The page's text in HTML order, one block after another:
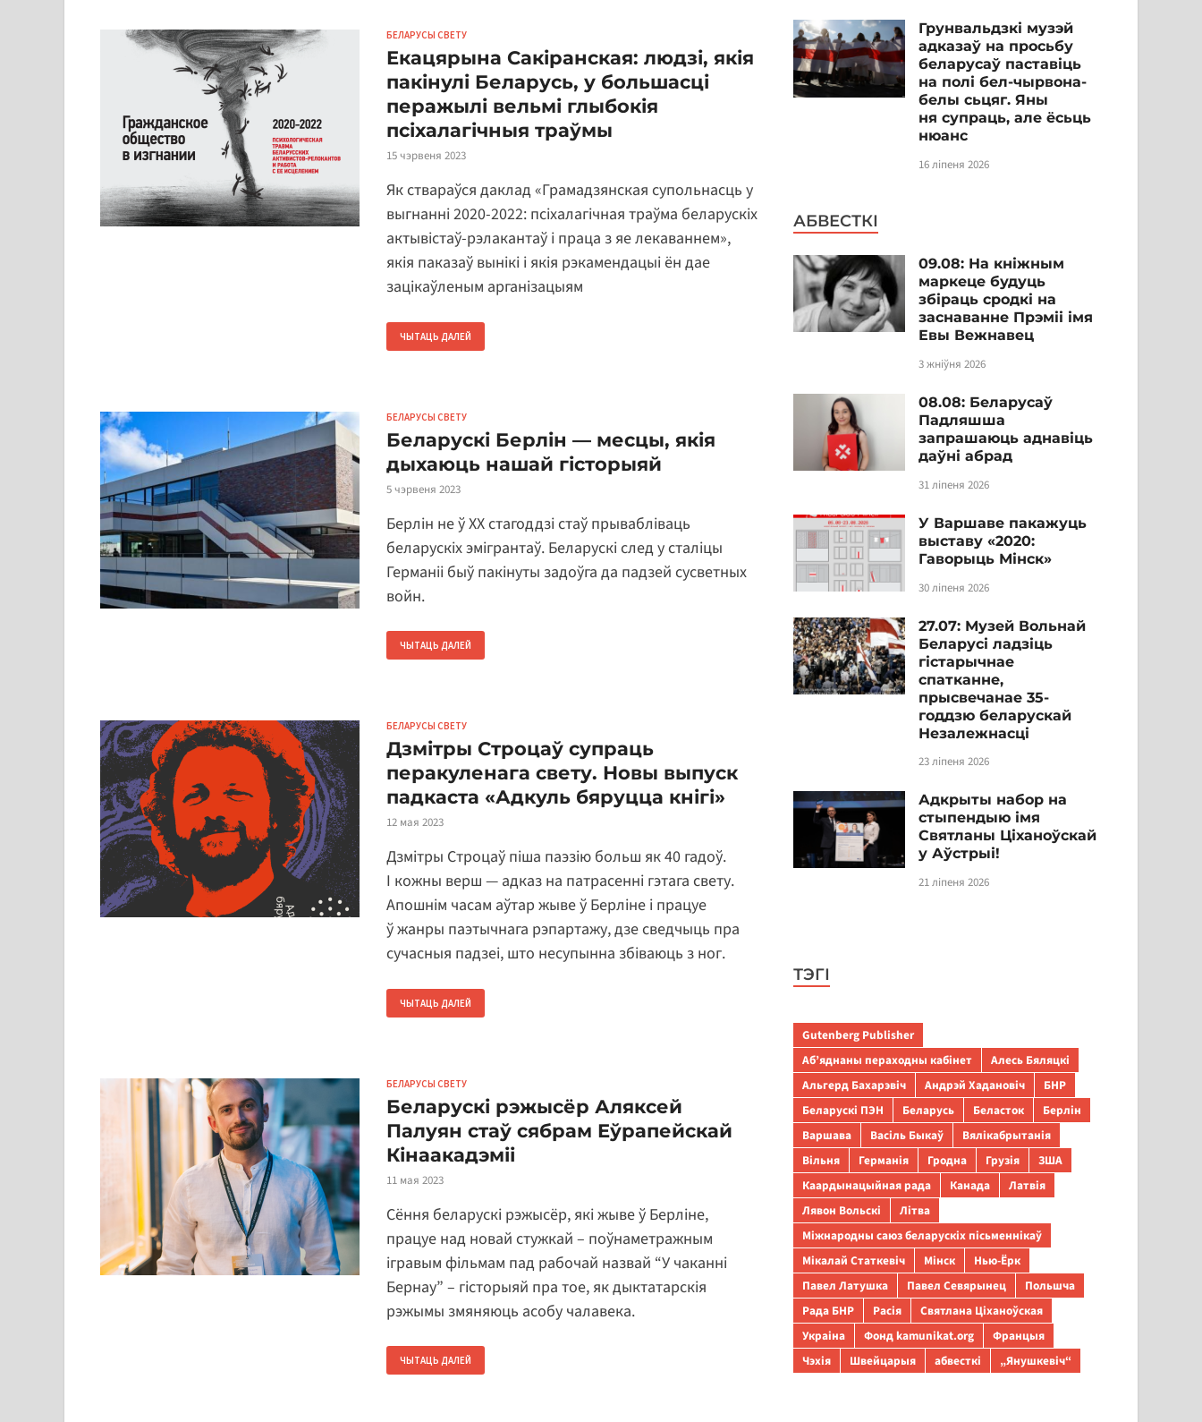
БЕЛАРУСЫ СВЕТУ
Екацярына Сакіранская: людзі, якія
пакінулі Беларусь, у большасці
перажылі вельмі глыбокія
псіхалагічныя траўмы
15 чэрвеня 2023
Як ствараўся даклад «Грамадзянская супольнасць у
выгнанні 2020-2022: псіхалагічная траўма беларускіх
актывістаў-рэлакантаў і праца з яе лекаваннем»,
якія паказаў вынікі і якія рэкамендацыі ён дае
зацікаўленым арганізацыям
ЧЫТАЦЬ ДАЛЕЙ
БЕЛАРУСЫ СВЕТУ
Беларускі Берлін — месцы, якія
дыхаюць нашай гісторыяй
5 чэрвеня 2023
Берлін не ў ХХ стагоддзі стаў прывабліваць
беларускіх эмігрантаў. Беларускі след у сталіцы
Германіі быў пакінуты задоўга да падзей сусветных
войн.
ЧЫТАЦЬ ДАЛЕЙ
БЕЛАРУСЫ СВЕТУ
Дзмітры Строцаў супраць
перакуленага свету. Новы выпуск
падкаста «Адкуль бяруцца кнігі»
12 мая 2023
Дзмітры Строцаў піша паэзію больш як 40 гадоў.
І кожны верш — адказ на патрасенні гэтага свету.
Апошнім часам аўтар жыве ў Берліне і працуе
ў жанры паэтычнага рэпартажу, дзе сведчыць пра
сучасныя падзеі, што несупынна збіваюць з ног.
ЧЫТАЦЬ ДАЛЕЙ
БЕЛАРУСЫ СВЕТУ
Беларускі рэжысёр Аляксей
Палуян стаў сябрам Еўрапейскай
Кінаакадэміі
11 мая 2023
Сёння беларускі рэжысёр, які жыве ў Берліне,
працуе над новай стужкай – поўнаметражным
ігравым фільмам пад рабочай назвай “У чаканні
Бернау” – гісторыяй пра тое, як дыктатарскія
рэжымы змяняюць асобу чалавека.
ЧЫТАЦЬ ДАЛЕЙ
Грунвальдзкі музэй
адказаў на просьбу
беларусаў паставіць
на полі бел-чырвона-
белы сьцяг. Яны
ня супраць, але ёсьць
нюанс
16 ліпеня 2026
АБВЕСТКІ
09.08: На кніжным
маркеце будуць
збіраць сродкі на
заснаванне Прэміі імя
Евы Вежнавец
3 жніўня 2026
08.08: Беларусаў
Падляшша
запрашаюць аднавіць
даўні абрад
31 ліпеня 2026
У Варшаве пакажуць
выставу «2020:
Гаворыць Мінск»
30 ліпеня 2026
27.07: Музей Вольнай
Беларусі ладзіць
гістарычнае
спатканне,
прысвечанае 35-
годдзю беларускай
Незалежнасці
23 ліпеня 2026
Адкрыты набор на
стыпендыю імя
Святланы Ціханоўскай
у Аўстрыі!
21 ліпеня 2026
ТЭГІ
Gutenberg Publisher
Аб’яднаны пераходны кабінет
Алесь Бяляцкі
Альгерд Бахарэвіч
Андрэй Хадановіч
БНР
Беларускі ПЭН
Беларусь Беласток
Берлін
Варшава
Васіль Быкаў
Вялікабрытанія
Вільня
Германія Гродна Грузія
ЗША
Каардынацыйная рада
Канада
Латвія
Лявон Вольскі
Літва
Міжнародны саюз беларускіх пісьменнікаў
Мікалай Статкевіч
Мінск
Нью-Ёрк
Павел Латушка
Павел Севярынец
Польшча
Рада БНР
Расія
Святлана Ціханоўская
Украіна
Фонд kamunikat.org
Францыя
Чэхія
Швейцарыя абвесткі „Янушкевіч“